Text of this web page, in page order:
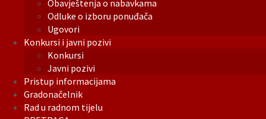
Obavještenja o nabavkama
Odluke o izboru ponuđača
Ugovori
Konkursi i javni pozivi
Konkursi
Javni pozivi
Pristup informacijama
Gradonačelnik
Rad u radnom tijelu